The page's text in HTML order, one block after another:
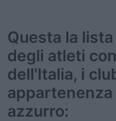
Questa la
degli atleti
dell'Italia, i
appartenenza
azzurro: